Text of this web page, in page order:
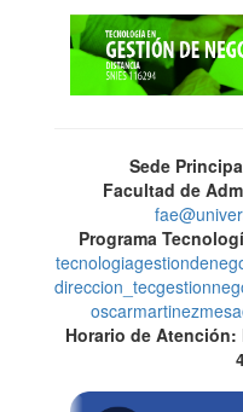
Sede
Facultad de
Programa
Horario de Atención: